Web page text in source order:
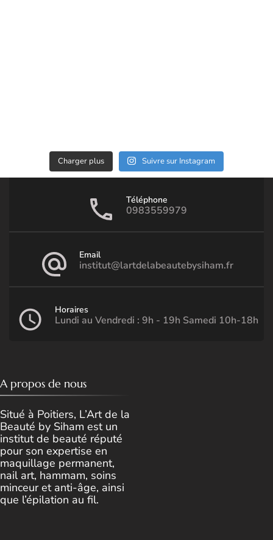
Charger plus Suivre sur Instagram
Téléphone
0983559979
Email
institut@lartdelabeautebysiham.fr
Horaires
Lundi au Vendredi : 9h - 19h Samedi 10h-18h
A propos de nous
Situé à Poitiers, L’Art de la
Beauté by Siham est un
institut de beauté réputé
pour son expertise en
maquillage permanent,
nail art, hammam, soins
minceur et anti-âge, ainsi
que l’épilation au fil.